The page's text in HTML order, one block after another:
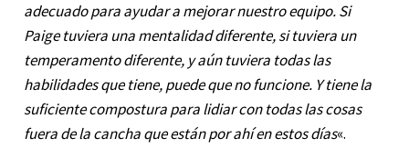
adecuado para ayudar a mejorar nuestro equipo. Si
Paige tuviera una mentalidad diferente, si tuviera un
temperamento diferente, y aún tuviera todas las
habilidades que tiene, puede que no funcione. Y tiene la
suficiente compostura para lidiar con todas las cosas
fuera de la cancha que están por ahí en estos días«.